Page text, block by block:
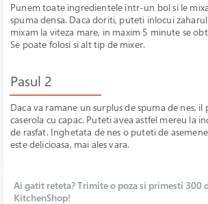
Punem toate ingredientele intr-un bol si le
spuma densa. Daca doriti, puteti inlocui
mixam la viteza mare, in maxim 5 minute se
Se poate folosi si alt tip de mixer.
Pasul 2
Daca va ramane un surplus de spuma de nes,
caserola cu capac. Puteti avea astfel mereu la
de rasfat. Inghetata de nes o puteti de
este delicioasa, mai ales vara.
Ai gatit reteta? Trimite o poza si primesti 300
KitchenShop!